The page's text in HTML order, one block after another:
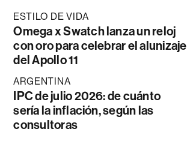
ESTILO DE VIDA
Omega x Swatch lanza un reloj
con oro para celebrar el alunizaje
del Apollo 11
ARGENTINA
IPC de julio 2026: de cuánto
sería la inflación, según las
consultoras